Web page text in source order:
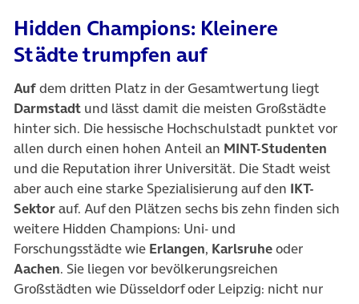
Hidden Champions: Kleinere
Städte trumpfen auf
Aufdem dritten Platz in der Gesamtwertung liegt
Darmstadt und lässt damit die meisten Großstädte
hinter sich. Die hessische Hochschulstadt punktet vor
allen durch einen hohen Anteil an MINT-Studenten
und die Reputation ihrer Universität. Die Stadt weist
aber auch eine starke Spezialisierung auf den IKT-
Sektorauf. Auf den Plätzen sechs bis zehn finden sich
weitere Hidden Champions: Uni- und
Forschungsstädte wie Erlangen, Karlsruheoder
Aachen. Sie liegen vor bevölkerungsreichen
Großstädten wie Düsseldorf oder Leipzig: nicht nur